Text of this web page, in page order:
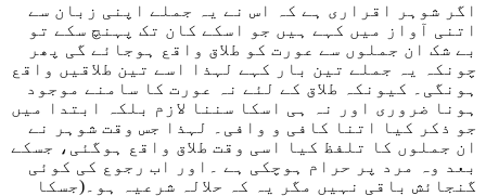
اگر شوہر اقراری ہے کہ اس نے یہ جملے اپنی زبان سے
اتنی آواز میں کہے ہیں جو اسکے کان تک پہنچ سکے تو
بے شک ان جملوں سے عورت کو طلاق واقع ہوجائے گی پھر
چونکہ یہ جملے تین بار کہے لہذا اسے تین طلاقیں واقع
ہونگی۔ کیونکہ طلاق کے لئے نہ عورت کا سامنے موجود
ہونا ضروری اور نہ ہی اسکا سننا لازم بلکہ ابتدا میں
جو ذکر کیا اتنا کافی و وافی۔ لہذا جس وقت شوہر نے
ان جملوں کا تلفظ کیا اسی وقت طلاق واقع ہوگئی، جسکے
بعد وہ مرد پر حرام ہوچکی ہے ۔اور اب رجوع کی کوئی
گنجائش باقی نہیں مگر یہ کہ حلالہ شرعیہ ہو۔(جسکا